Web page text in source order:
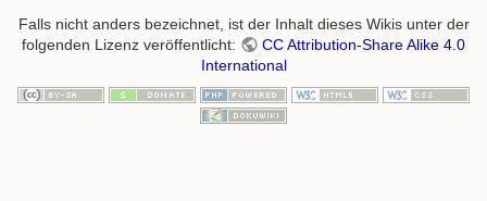
Falls nicht anders bezeichnet, ist der Inhalt dieses Wikis unter der
folgenden Lizenz veröffentlicht:
CC Attribution-Share Alike 4.0
International